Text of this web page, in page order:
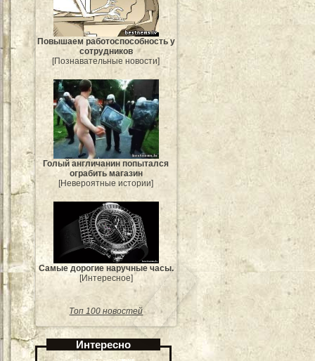
Повышаем работоспособность у
сотрудников
[Познавательные новости]
Голый англичанин попытался
ограбить магазин
[Невероятные истории]
Самые дорогие наручные часы.
[Интересное]
Топ 100 новостей
Интересно